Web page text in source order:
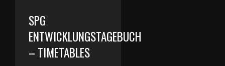
SPG
ENTWICKLUNGSTAGEBUCH
– TIMETABLES